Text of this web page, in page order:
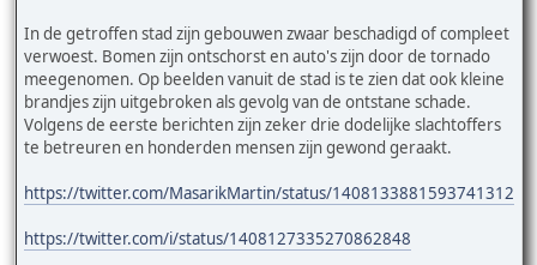
In de getroffen stad zijn gebouwen zwaar beschadigd of compleet
verwoest. Bomen zijn ontschorst en auto's zijn door de tornado
meegenomen. Op beelden vanuit de stad is te zien dat ook kleine
brandjes zijn uitgebroken als gevolg van de ontstane schade.
Volgens de eerste berichten zijn zeker drie dodelijke slachtoffers
te betreuren en honderden mensen zijn gewond geraakt.
https://twitter.com/MasarikMartin/status/1408133881593741312
https://twitter.com/i/status/1408127335270862848